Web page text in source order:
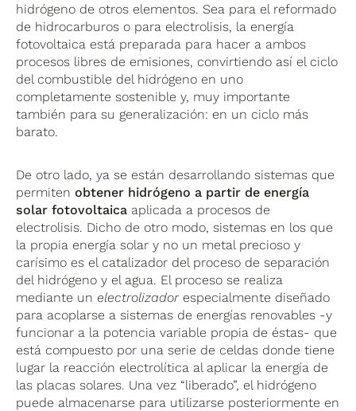
hidrógeno de otros elementos. Sea para el reformado
de hidrocarburos o para electrolisis, la energía
fotovoltaica está preparada para hacer a ambos
procesos libres de emisiones, convirtiendo así el ciclo
del combustible del hidrógeno en uno
completamente sostenible y, muy importante
también para su generalización: en un ciclo más
barato.
De otro lado, ya se están desarrollando sistemas que
permitenobtener hidrógeno a partir de energía
solar fotovoltaica aplicada a procesos de
electrolisis. Dicho de otro modo, sistemas en los que
la propia energía solar y no un metal precioso y
carísimo es el catalizador del proceso de separación
del hidrógeno y el agua. El proceso se realiza
mediante unelectrolizadorespecialmente diseñado
para acoplarse a sistemas de energías renovables -y
funcionar a la potencia variable propia de éstas- que
está compuesto por una serie de celdas donde tiene
lugar la reacción electrolítica al aplicar la energía de
las placas solares. Una vez “liberado”, el hidrógeno
puede almacenarse para utilizarse posteriormente en